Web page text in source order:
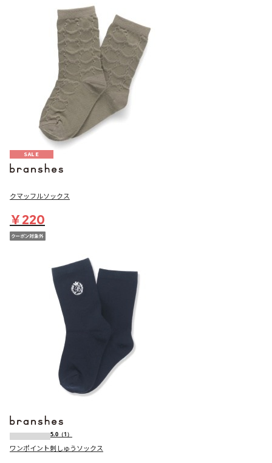
SALE
クマッフルソックス
￥220
5.0 （1）
ワンポイント刺しゅうソックス